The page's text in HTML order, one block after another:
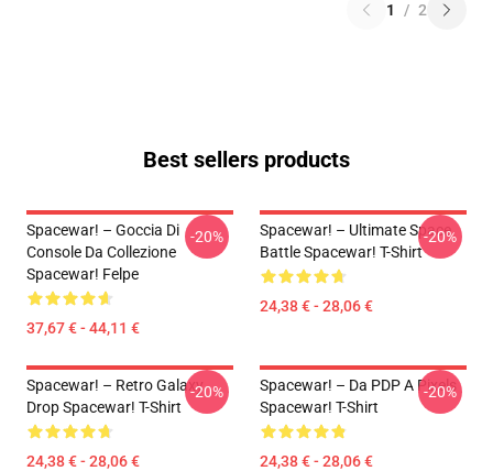
1 / 2
Best sellers products
Spacewar! – Goccia Di
Console Da Collezione
Spacewar! Felpe
37,67 € - 44,11 €
-20%
Spacewar! – Ultimate Space
Battle Spacewar! T-Shirt
24,38 € - 28,06 €
-20%
Spacewar! – Retro Galaxy
Drop Spacewar! T-Shirt
24,38 € - 28,06 €
-20%
Spacewar! – Da PDP A Pixels
Spacewar! T-Shirt
24,38 € - 28,06 €
-20%